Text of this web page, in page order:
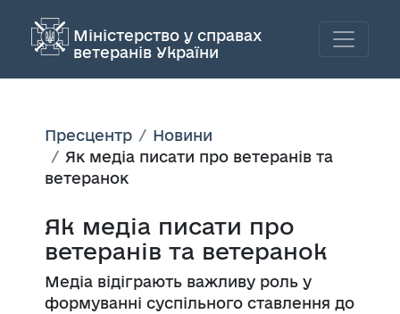
Міністерство у справах
ветеранів України
Пресцентр
Новини
Як медіа писати про ветеранів та
ветеранок
Як медіа писати про
ветеранів та ветеранок
Медіа відіграють важливу роль у
формуванні суспільного ставлення до